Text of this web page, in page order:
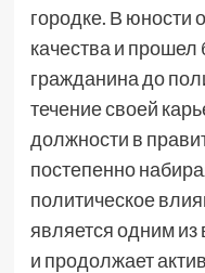
городке. В юности
качества и прошел
гражданина до
течение своей
должности в
постепенно
политическое
является одним
и продолжает